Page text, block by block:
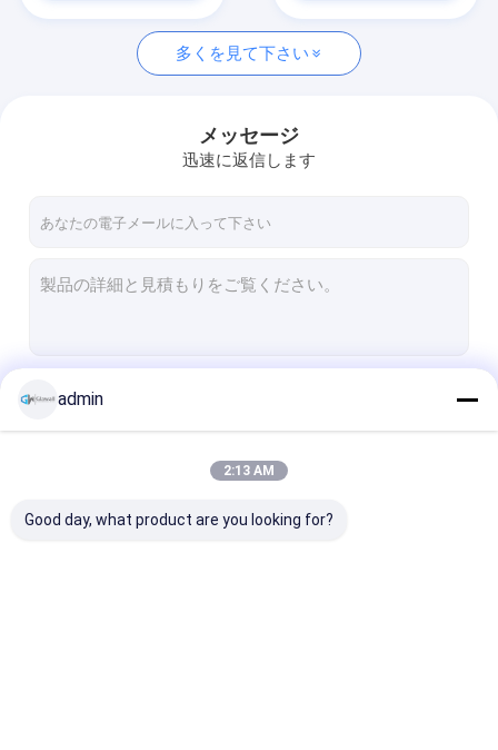
ガラスの隔壁システム
解体可能なガラス隔壁
多くを見て下さい
メッセージ
迅速に返信します
admin
2:13 AM
Good day, what product are you looking for?